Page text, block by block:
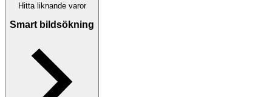
Hitta liknande varor
Smart bildsökning